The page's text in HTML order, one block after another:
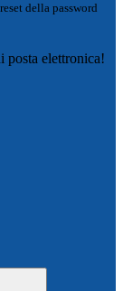
della password
posta elettronica!